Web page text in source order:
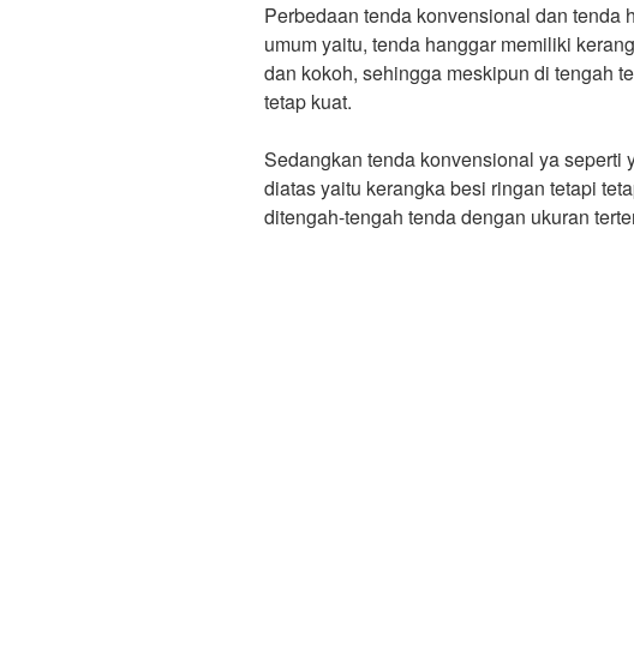
Perbedaan tenda konvensional dan tenda
umum yaitu, tenda hanggar memiliki
dan kokoh, sehingga meskipun di tengah
tetap kuat.
Sedangkan tenda konvensional ya seperti
diatas yaitu kerangka besi ringan tetapi
ditengah-tengah tenda dengan ukuran